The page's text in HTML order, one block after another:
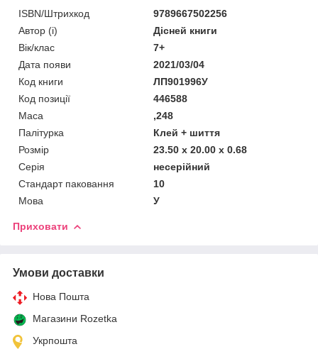
ISBN/Штрихкод
9789667502256
Автор (і)
Дісней книги
Вік/клас
7+
Дата появи
2021/03/04
Код книги
ЛП901996У
Код позиції
446588
Маса
,248
Палітурка
Клей + шиття
Розмір
23.50 x 20.00 x 0.68
Серія
несерійний
Стандарт паковання
10
Мова
У
Приховати
Умови доставки
Нова Пошта
Магазини Rozetka
Укрпошта